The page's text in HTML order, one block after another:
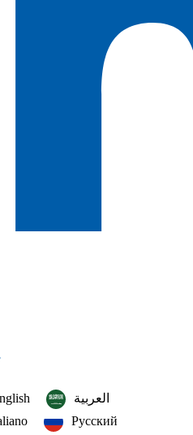
العربية‏
Русский